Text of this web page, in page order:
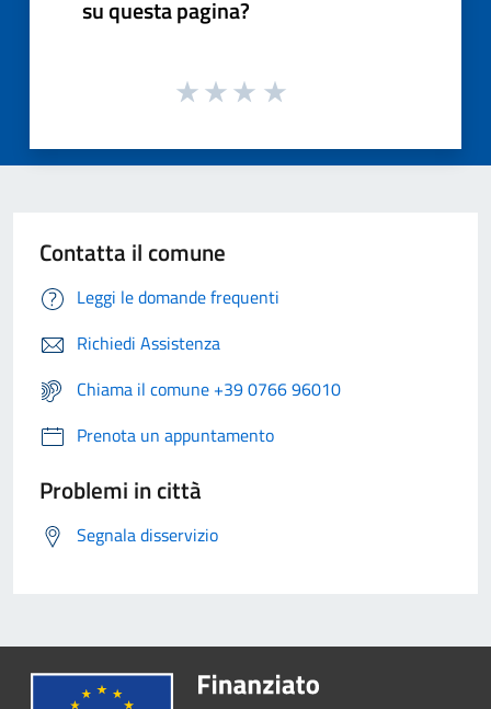
su questa pagina?
Contatta il comune
Leggi le domande frequenti
Richiedi Assistenza
Chiama il comune +39 0766 96010
Prenota un appuntamento
Problemi in città
Segnala disservizio